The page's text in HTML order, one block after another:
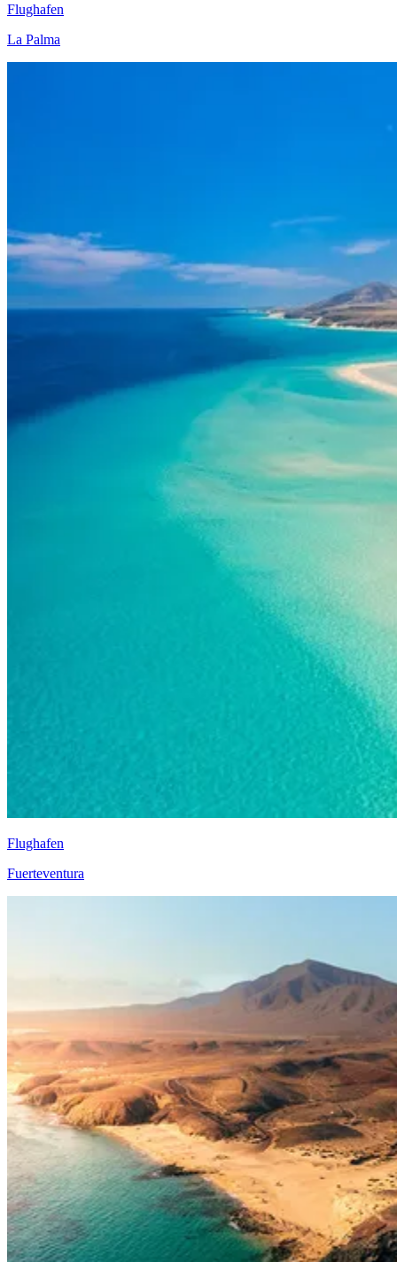
Flughafen
La Palma
Flughafen
Fuerteventura